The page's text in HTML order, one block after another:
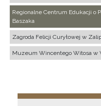
Regionalne Centrum Edukacji o
Baszaka
Zagroda Felicji Curyłowej w
Muzeum Wincentego Witosa w